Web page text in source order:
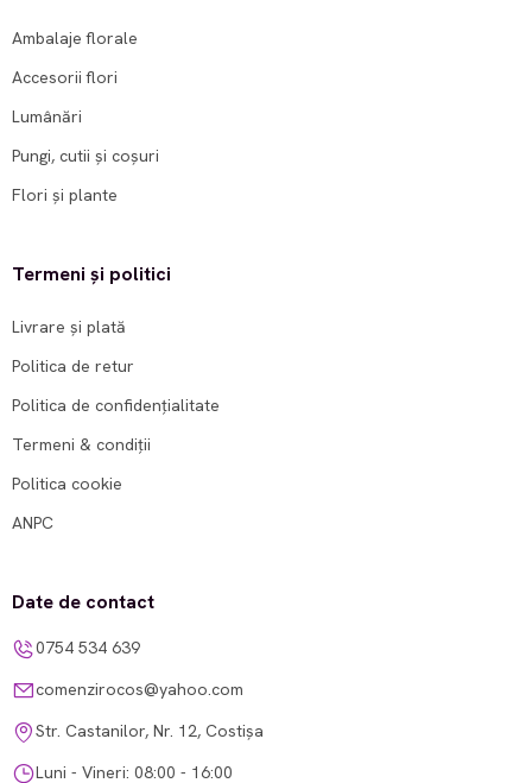
Ambalaje florale
Accesorii flori
Lumânări
Pungi, cutii și coșuri
Flori și plante
Termeni și politici
Livrare și plată
Politica de retur
Politica de confidențialitate
Termeni & condiții
Politica cookie
ANPC
Date de contact
0754 534 639
comenzirocos@yahoo.com
Str. Castanilor, Nr. 12, Costișa
Luni - Vineri: 08:00 - 16:00